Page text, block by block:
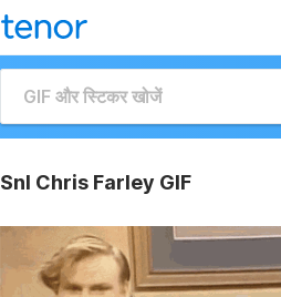
Snl Chris Farley GIF